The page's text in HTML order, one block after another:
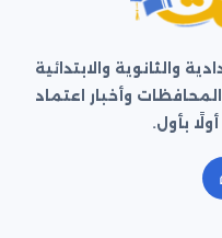
والثانوية والابتدائية
وأخبار اعتماد
بأول.